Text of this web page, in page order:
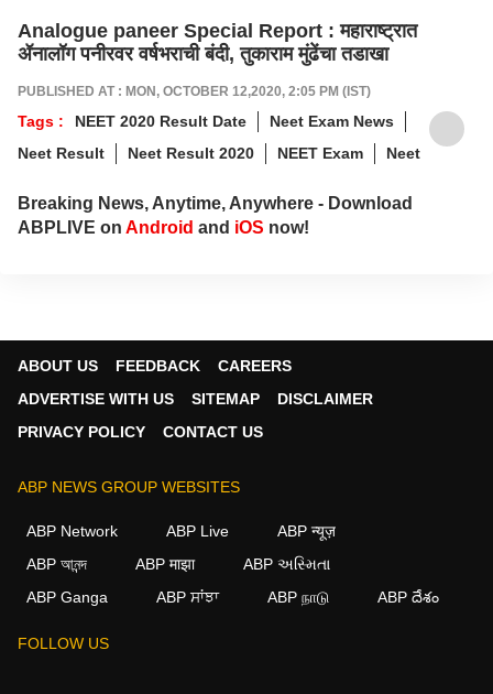
Analogue paneer Special Report : महाराष्ट्रात
ॲनालॉग पनीरवर वर्षभराची बंदी, तुकाराम मुंढेंचा तडाखा
PUBLISHED AT : MON, OCTOBER 12,2020, 2:05 PM (IST)
Tags : NEET 2020 Result Date
Neet Exam News
Neet Result
Neet Result 2020 NEET Exam Neet
Breaking News, Anytime, Anywhere - Download
ABPLIVE on Android and iOS now!
ABOUT US FEEDBACK
CAREERS
ADVERTISE WITH US
SITEMAP
DISCLAIMER
PRIVACY POLICY
CONTACT US
ABP NEWS GROUP WEBSITES
ABP Network ABP Live
ABP न्यूज़
ABP আনন্দ
ABP माझा
ABP અસ્મિતા
ABP Ganga
ABP ਸਾਂਝਾ ABP நாடு ABP దేశం
FOLLOW US